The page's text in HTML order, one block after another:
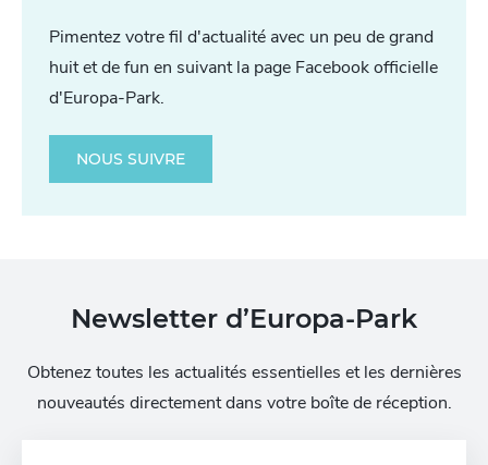
Pimentez votre fil d'actualité avec un peu de grand
huit et de fun en suivant la page Facebook officielle
d'Europa-Park.
NOUS SUIVRE
Newsletter d’Europa-Park
Obtenez toutes les actualités essentielles et les dernières
nouveautés directement dans votre boîte de réception.